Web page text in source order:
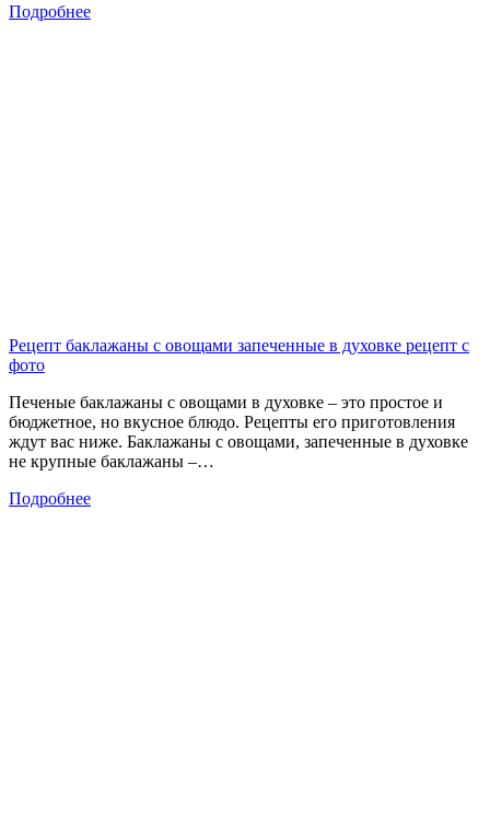
Подробнее
Рецепт баклажаны с овощами запеченные в духовке рецепт с
фото
Печеные баклажаны с овощами в духовке – это простое и
бюджетное, но вкусное блюдо. Рецепты его приготовления
ждут вас ниже. Баклажаны с овощами, запеченные в духовке
не крупные баклажаны –…
Подробнее